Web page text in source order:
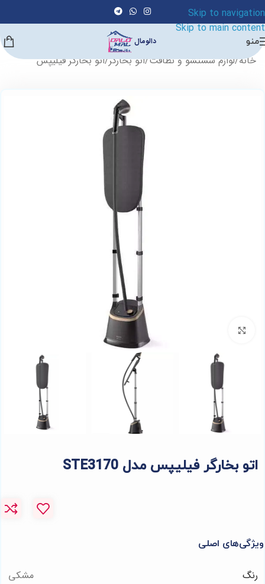
Skip to navigation
Skip to main content
منو دالومال
خانه/لوازم شستشو و نظافت/اتو بخارگر/اتو بخارگر فیلیپس
برای بزرگنمایی کلیک کنید
اتو بخارگر فیلیپس مدل STE3170
ویژگی‌های اصلی
رنگ مشکی